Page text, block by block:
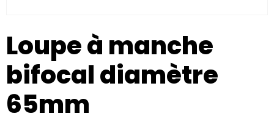
Loupe à manche
bifocal diamètre
65mm